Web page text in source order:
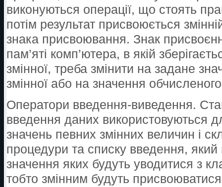
виконуються операції, що стоять
потім результат присвоюється
знака присвоювання. Знак
пам’яті комп’ютера, в якій
змінної, треба змінити на задане
змінної або на значення
Оператори введення-виведення.
введення даних використовуються
значень певних змінних величин і
процедури та списку введення, який
значення яких будуть уводитися з
тобто змінним будуть